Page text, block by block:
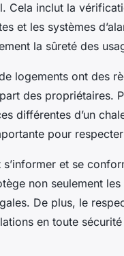
Cela inclut la
et les systèmes
la sûreté des
logements ont des
des propriétaires.
différentes d’un
pour
s’informer et se
non seulement
De plus, le
en toute